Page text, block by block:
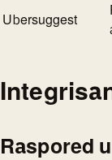
Ubersuggest
Raspored